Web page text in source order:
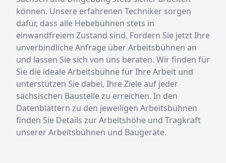
können. Unsere erfahrenen Techniker sorgen
dafür, dass alle Hebebühnen stets in
einwandfreiem Zustand sind. Fordern Sie jetzt Ihre
unverbindliche Anfrage über Arbeitsbühnen an
und lassen Sie sich von uns beraten. Wir finden für
Sie die ideale Arbeitsbühne für Ihre Arbeit und
unterstützen Sie dabei, Ihre Ziele auf jeder
sächsischen Baustelle zu erreichen. In den
Datenblättern zu den jeweiligen Arbeitsbühnen
finden Sie Details zur Arbeitshöhe und Tragkraft
unserer Arbeitsbühnen und Baugeräte.